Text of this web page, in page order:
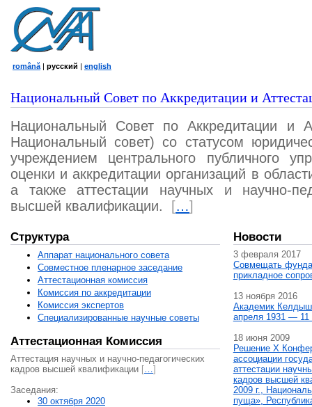
română | русский | english
Национальный Совет по Аккредитации и
Национальный Совет по Аккредитации и
Национальный совет) со статусом
учреждением центрального публичного
оценки и аккредитации организаций в
а также аттестации научных и научно-
высшей квалификации.
[…]
Структура
Аппарат национального совета
Совместное пленарное заседание
Аттестационная комисcия
Комиссия по аккредитации
Комиссия экспертов
Специализированные научные советы
Аттестационная Комиссия
Аттестация научных и научно-педагогических
кадров высшей квалификации […]
Заседания:
30 октября 2020
Новости
3 февраля 2017
Совмещать
прикладное
13 ноября 2016
Академик
апреля 1931 — 11
18 июня 2009
Решение X
ассоциации
аттестации
кадров высшей
2009 г.,
пуща»,